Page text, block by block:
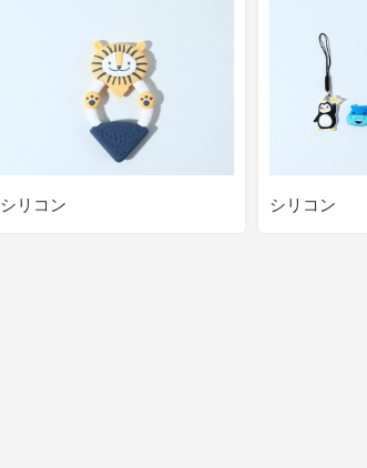
シリコン シリコン